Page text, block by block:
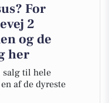
For
2
og de
her
salg til hele
af de dyreste